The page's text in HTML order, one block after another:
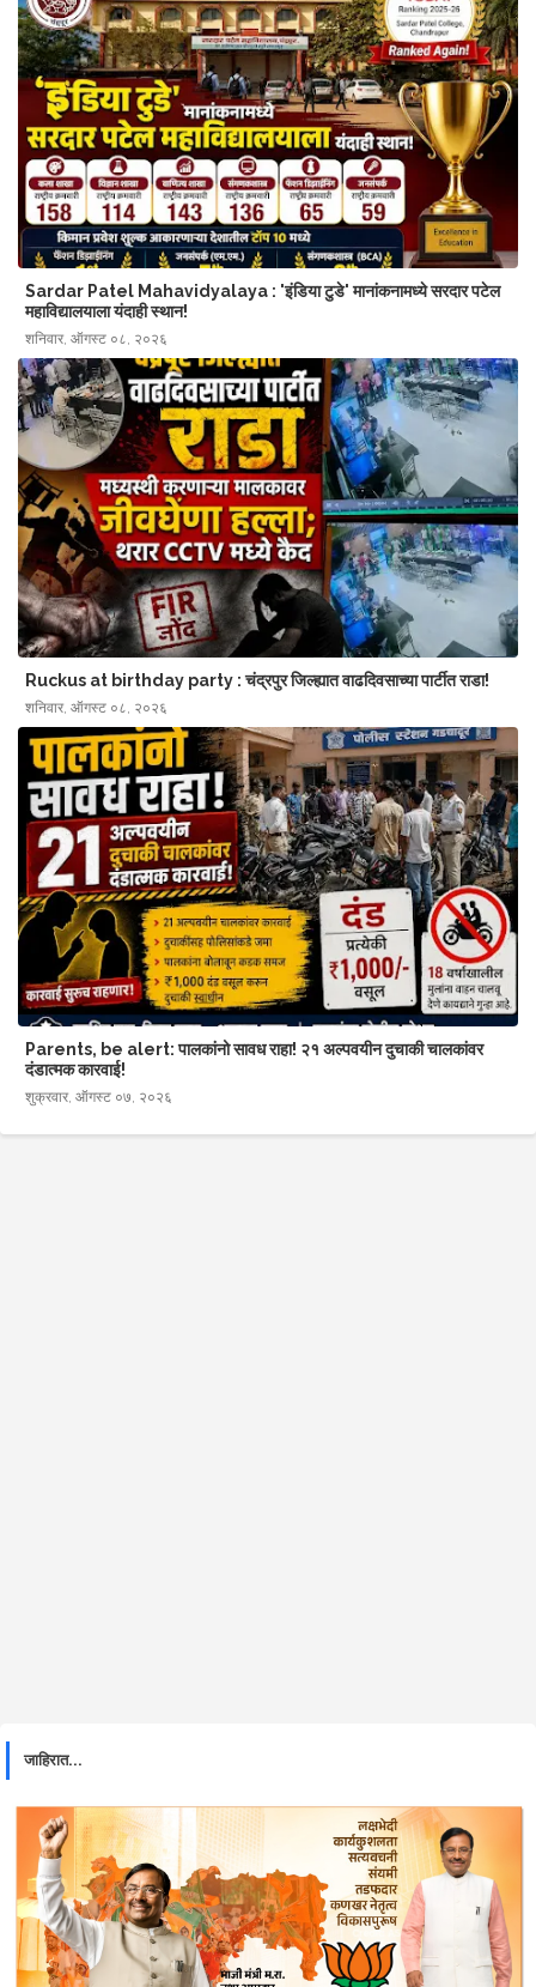
Sardar Patel Mahavidyalaya : 'इंडिया टुडे' मानांकनामध्ये सरदार पटेल
महाविद्यालयाला यंदाही स्थान!
शनिवार, ऑगस्ट ०८, २०२६
Ruckus at birthday party : चंद्रपुर जिल्ह्यात‌ वाढदिवसाच्या पार्टीत राडा!
शनिवार, ऑगस्ट ०८, २०२६
Parents, be alert: पालकांनो सावध राहा! २१ अल्पवयीन दुचाकी चालकांवर
दंडात्मक कारवाई!
शुक्रवार, ऑगस्ट ०७, २०२६
जाहिरात...